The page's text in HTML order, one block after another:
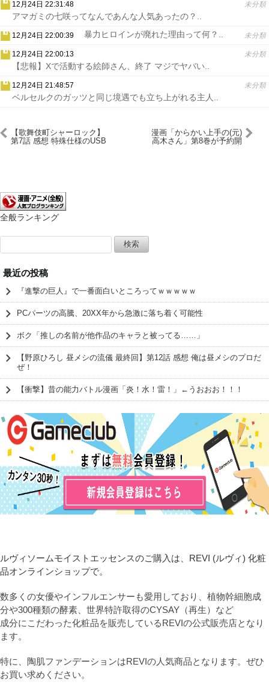
12月24日 22:31:48 未分類
アマガミの七咲ってなんであんな人気あったの？..
12月24日 22:00:39 未分類
暴力ヒロインが廃れた理由って何？..
12月24日 22:00:13 未分類
【悲報】Xで活動する絵師さん、終了 マジでヤバい..
12月24日 21:48:57 未分類
ベルセルクのガッツと同じ境遇でも立ち上がれる主人..
【歌舞伎町シャーロック】
第7話 感想 特殊仕様のUSB
漫画「からかい上手の(元)
高木さん」第8巻が予約開
全般ランキング
索:
最近の投稿
『進撃の巨人』で一番面白いところってｗｗｗｗｗ
PCパーツの高騰、20XX年から急激に落ち着く可能性
ボク「推しの名前が他作品のキャラと被ってる……」
【野原ひろし 昼メシの流儀 最終回】第12話 感想 俺は昼メシのプロだ
ぜ！
【衝撃】昔の能力バトル漫画「炎！水！雷！」←うおおお！！！
ルヴィソームモイストエッセンスのご購入は、REVI (ルヴィ) 化粧
品オンラインショップで。
数多くの女優やインフルエンサーも愛用しており、植物幹細胞成
分や300種類の酵素、世界特許取得のCYSAY（再生）など
成分にこだわった化粧品を販売しているREVIの公式販売店となり
ます。
特に、陶肌ファンデーションはREVIの人気商品となります。ぜひ
お買い求めください。